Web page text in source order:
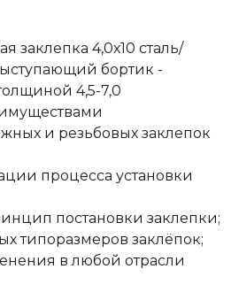
заклепка 4,0х10 сталь/
бортик -
4,5-7,0
и резьбовых заклепок
процесса установки
постановки заклепки;
типоразмеров заклёпок;
в любой отрасли